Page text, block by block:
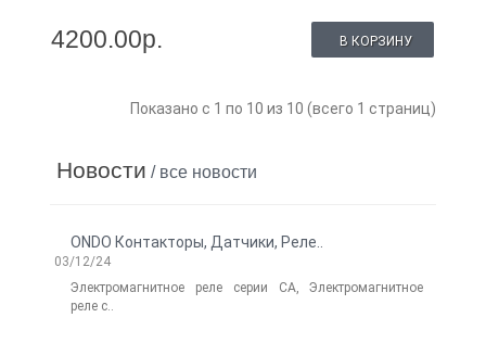
4200.00р. В КОРЗИНУ
Показано с 1 по 10 из 10 (всего 1 страниц)
Новости / все новости
ONDO Контакторы, Датчики, Реле..
03/12/24
Электромагнитное реле серии CA, Электромагнитное
реле с..